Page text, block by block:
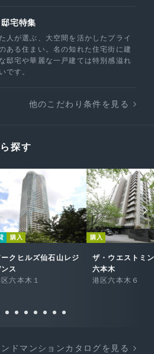
宅特集
人が選ぶ、大空間を活かしたプライ
ある住まい。名の知れた住宅街に建
邸宅や華麗な一戸建ては特別感溢れ
です。
他のこだわり条件を見る
探す
購入
ークヒルズ仙石山レジ
ス
六本木１
購入
ザ・ウエストミ
六本木
港区六本木６
ンドマンションカタログを見る